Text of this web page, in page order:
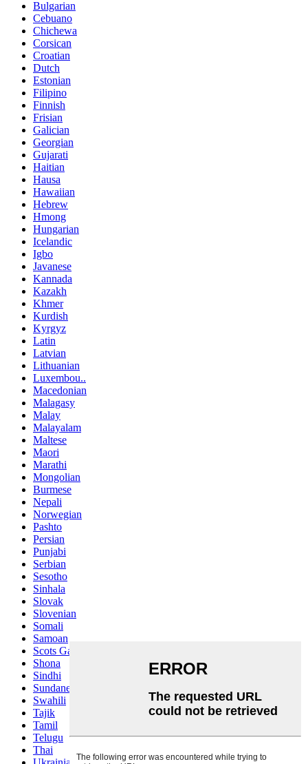
Bulgarian
Cebuano
Chichewa
Corsican
Croatian
Dutch
Estonian
Filipino
Finnish
Frisian
Galician
Georgian
Gujarati
Haitian
Hausa
Hawaiian
Hebrew
Hmong
Hungarian
Icelandic
Igbo
Javanese
Kannada
Kazakh
Khmer
Kurdish
Kyrgyz
Latin
Latvian
Lithuanian
Luxembou..
Macedonian
Malagasy
Malay
Malayalam
Maltese
Maori
Marathi
Mongolian
Burmese
Nepali
Norwegian
Pashto
Persian
Punjabi
Serbian
Sesotho
Sinhala
Slovak
Slovenian
Somali
Samoan
Scots Gaelic
Shona
Sindhi
Sundanese
Swahili
Tajik
Tamil
Telugu
Thai